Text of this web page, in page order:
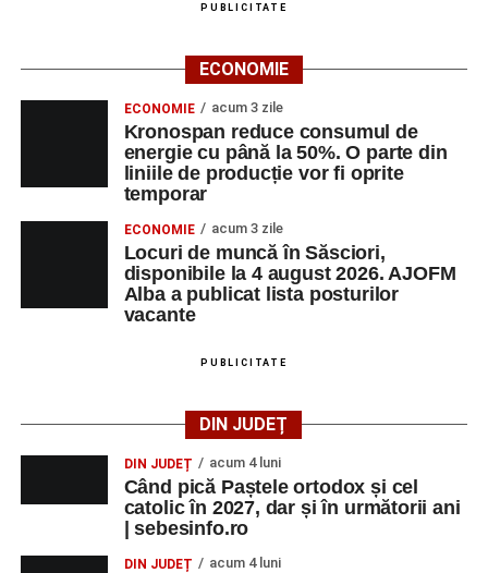
Ora 18.00– Activități recreative pentru copii, susținute de
trupele de teatru„Gepetto”și„Pied Piper”
Seară cu tradiții săsești, cu participarea:
Fanfarei din Petrești;
Trupei de Dansuri Săsești;
Alexandrei Pamfilie;
Alfred Dahinten.
– Proiecție cinematografică:
de Federico Fellini și Tullio Pinelli.
MARȚI, 25 AUGUST 2026
Grădina Muzeului Municipal „Ioan
Raica” Sebeș
PUBLICITATE
ECONOMIE
ECONOMIE acum 3 zile
Kronospan reduce consumul de
energie cu până la 50%. O parte din
liniile de producție vor fi oprite
temporar
ECONOMIE acum 3 zile
Locuri de muncă în Săsciori,
disponibile la 4 august 2026. AJOFM
Alba a publicat lista posturilor
vacante
PUBLICITATE
DIN JUDEȚ
DIN JUDEȚ acum 4 luni
Când pică Paștele ortodox și cel
catolic în 2027, dar și în următorii ani
| sebesinfo.ro
DIN JUDEȚ acum 4 luni